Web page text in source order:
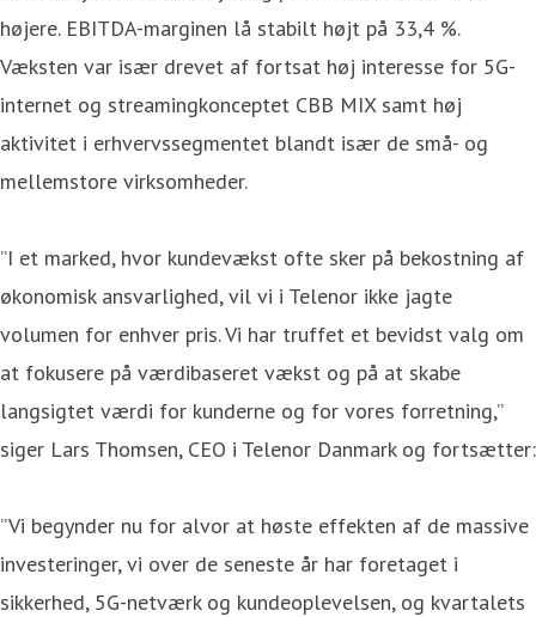
højere. EBITDA-marginen lå stabilt højt på 33,4 %.
Væksten var især drevet af fortsat høj interesse for 5G-
internet og streamingkonceptet CBB MIX samt høj
aktivitet i erhvervssegmentet blandt især de små- og
mellemstore virksomheder.
”I et marked, hvor kundevækst ofte sker på bekostning af
økonomisk ansvarlighed, vil vi i Telenor ikke jagte
volumen for enhver pris. Vi har truffet et bevidst valg om
at fokusere på værdibaseret vækst og på at skabe
langsigtet værdi for kunderne og for vores forretning,”
siger Lars Thomsen, CEO i Telenor Danmark og fortsætter:
”Vi begynder nu for alvor at høste effekten af de massive
investeringer, vi over de seneste år har foretaget i
sikkerhed, 5G-netværk og kundeoplevelsen, og kvartalets